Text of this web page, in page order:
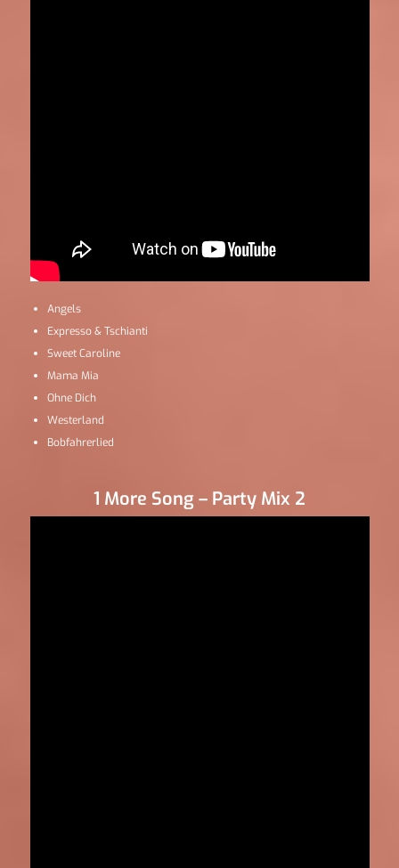
Angels
Expresso & Tschianti
Sweet Caroline
Mama Mia
Ohne Dich
Westerland
Bobfahrerlied
1 More Song – Party Mix 2